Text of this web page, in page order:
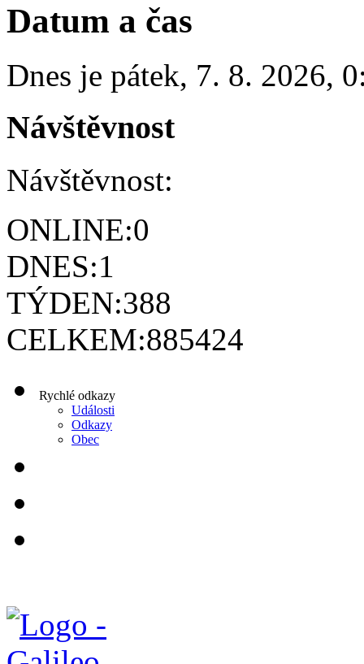
Datum a čas
Dnes je pátek, 7. 8. 2026,
Návštěvnost
Návštěvnost:
ONLINE:0
DNES:1
TÝDEN:388
CELKEM:885424
Rychlé odkazy
Události
Odkazy
Obec